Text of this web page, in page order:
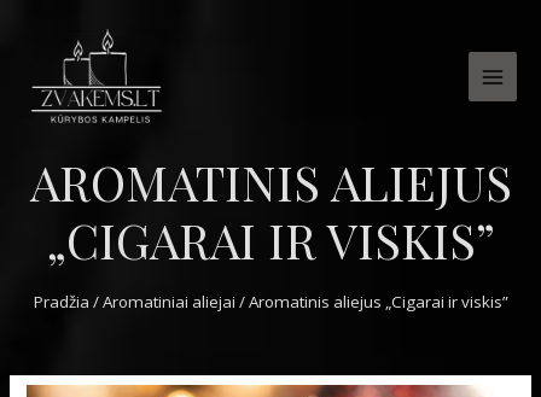
AROMATINIS ALIEJUS
„CIGARAI IR VISKIS”
Pradžia /Aromatiniai aliejai / Aromatinis aliejus „Cigarai ir viskis”